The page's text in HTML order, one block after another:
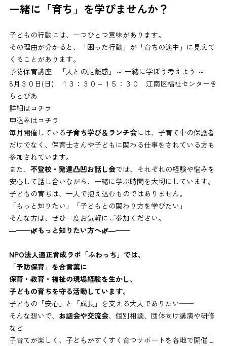
一緒に「育ち」を学びませんか？
子どもの行動には、一つひとつ意味があります。
その理由が分かると、「困った行動」が「育ちの途中」に見えて
くることがあります。
予防保育講座 「人との距離感」～ 一緒に学ぼう考えよう ～
8月３０日(日) １３：３０～１５：３０ 江南区福祉センターき
らとぴあ
詳細はコチラ
申込みはコチラ
毎月開催している子育ち学び＆ランチ会には、子育て中の保護者
だけでなく、保育士さんや子どもに関わる仕事をされている方も
参加されています。
また、 不登校・発達凸凹お話し会では、それぞれの経験や悩みを
安心して話し合いながら、一緒に学ぶ時間を大切にしています。
子どもの育ちは、一人で抱え込むものではありません。
「もっと知りたい」「子どもとの関わり方を学びたい」
そんな方は、ぜひ一度お気軽にご参加ください。
―——🌿もっと知りたい方へ🌿―——
NPO法人適正育成ラボ「ふわっち」では、
「予防保育」を合言葉に
保育・教育・福祉の現場経験を生かし、
子どもの育ちを守る活動しています。
子どもの「安心」と「成長」を支える大人でありたい──
そんな想いで、 お話会や交流会、個別相談、団体向け講演や研修
など
子育てが楽しく、子どもがすくすく育つサポートを各地で開催し